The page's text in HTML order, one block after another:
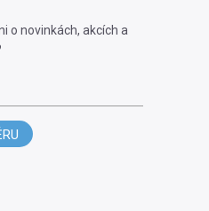
o novinkách, akcích a